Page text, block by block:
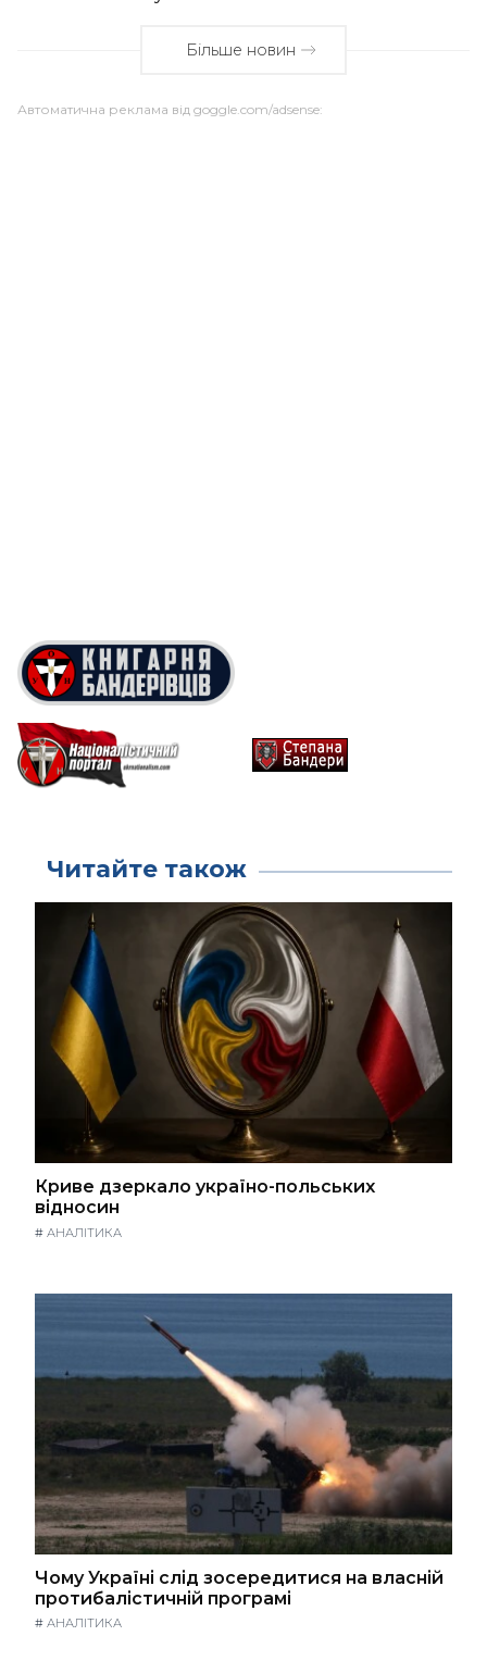
Більше новин
Автоматична реклама від goggle.com/adsense:
Читайте також
Криве дзеркало україно-польських
відносин
# АНАЛІТИКА
Чому Україні слід зосередитися на власній
протибалістичній програмі
# АНАЛІТИКА